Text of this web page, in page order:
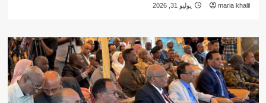
maria khalil يوليو 31, 2026